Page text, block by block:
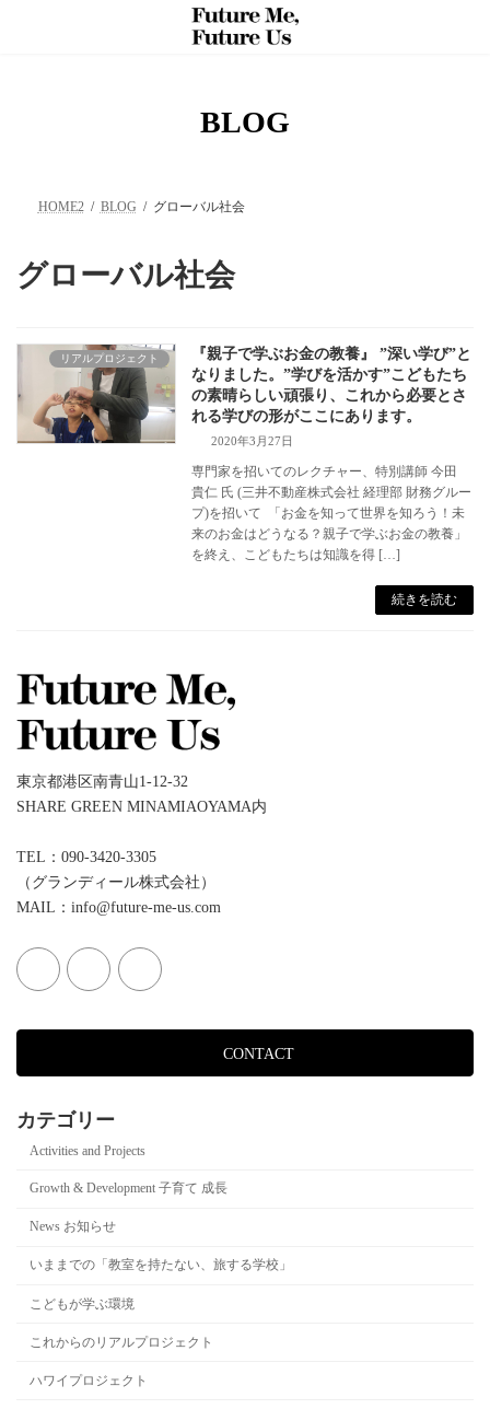
BLOG
HOME2 BLOG グローバル社会
グローバル社会
リアルプロジェクト
『親子で学ぶお金の教養』 ”深い学び”と
なりました。”学びを活かす”こどもたち
の素晴らしい頑張り、これから必要とさ
れる学びの形がここにあります。
2020年3月27日
専門家を招いてのレクチャー、特別講師 今田
貴仁 氏 (三井不動産株式会社 経理部 財務グルー
プ)を招いて 「お金を知って世界を知ろう！未
来のお金はどうなる？親子で学ぶお金の教養」
を終え、こどもたちは知識を得 […]
続きを読む
東京都港区南青山1-12-32
SHARE GREEN MINAMIAOYAMA内
TEL：090-3420-3305
（グランディール株式会社）
MAIL：info@future-me-us.com
CONTACT
カテゴリー
Activities and Projects
Growth & Development 子育て 成長
News お知らせ
いままでの「教室を持たない、旅する学校」
こどもが学ぶ環境
これからのリアルプロジェクト
ハワイプロジェクト